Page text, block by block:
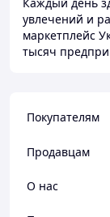
увлечений и
маркетплейс
тысяч
Покупателям
Продавцам
О нас